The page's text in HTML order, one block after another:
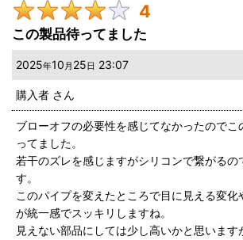
容量アップした
インタークーラーに交換してみたいと思いま
4
この製品待ってました
2025年10 月 25 日 23:07
購入者 さん
ブローオフの必要性を感じてなかったのでこ
ってました。
若干のズレを感じますがシリコンで繋がるの
す。
このパイプを変えたところで目に見える変化
が統一感でスッキリしますね。
見えない部品にしては少し高いかと思いま